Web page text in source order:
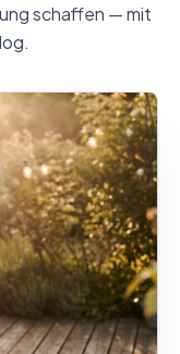
schaffen — mit